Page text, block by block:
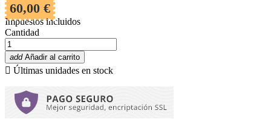
60,00 €
Impuestos incluidos
Cantidad
add Añadir al carrito
 Últimas unidades en stock